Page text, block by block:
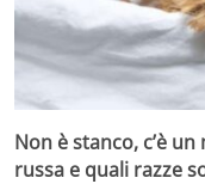
Non è stanco, c’è
russa e quali razze